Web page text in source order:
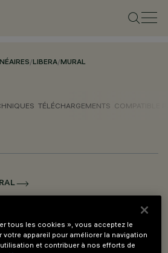
/LIBERA/MURAL
TÉLÉCHARGEMENTS COMPATIBLE
LIBERA SYSTEM - ACCESSOIRE DE MONTAGE ET ALIMENTATION
tous les cookies », vous acceptez le
appareil pour améliorer la navigation
et contribuer à nos efforts de